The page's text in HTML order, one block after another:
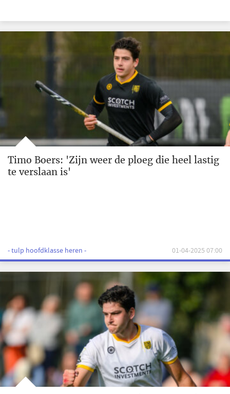
Timo Boers: 'Zijn weer de ploeg die heel lastig
te verslaan is'
- tulp hoofdklasse heren - 01-04-2025 07:00